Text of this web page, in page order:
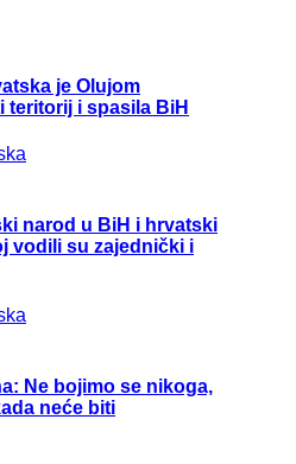
je Olujom
i spasila BiH
narod u BiH i hrvatski
vodili su zajednički i
Ne bojimo se nikoga,
neće biti